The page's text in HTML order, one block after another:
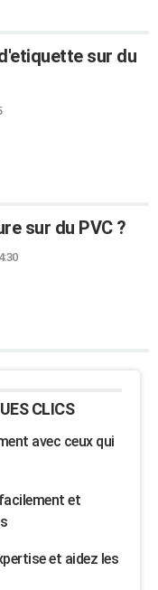
sur du
sur du PVC ?
CLICS
avec ceux qui
et
et aidez les